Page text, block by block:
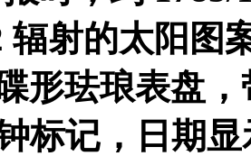
辐射的太阳图
形珐琅表盘
标记，日期显